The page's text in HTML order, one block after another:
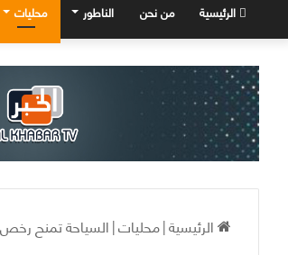
الرئيسية من نحن الناطور محليات
الرئيسية|محليات|السياحة تمنح رخص تأهيل لـ 22 منشأة